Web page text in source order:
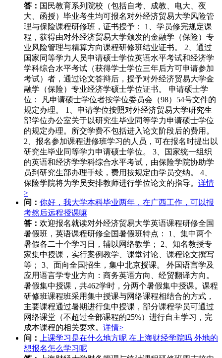
答： 国民教育系列院校（包括自考、成教、电大、夜
大、函授）毕业考生均可报名对外经济贸易大学风险管
理与保险课程研修班，证书授予： 1、学员修完规定课
程，获得由对外经济贸易大学颁发的金融学（保险）专
业风险管理与精算方向课程研修班结业证书。 2、通过
国家同等学力人员申请硕士学位英语水平考试和经济学
学科综合水平考试（获得学士学位三年后方可申请参加
考试）者，通过论文答辩后，授予对外经济贸易大学金
融学（保险）专业经济学硕士学位证书。 申请硕士学
位： 凡申请硕士学位者按学位委员会（98）54号文件的
规定办理。 1、申请学位按照对外经济贸易大学研究生
部学位办公室关于以研究生毕业同等学力申请硕士学位
的规定办理。所交学费不包括进入论文阶段后的费用。
2、报名参加课程进修班学习的人员，可在报名时提出以
研究生毕业同等学力申请硕士学位。 3、国家统一组织
的英语和经济学学科综合水平考试，由保险学院协助学
员到研究生部办理手续，费用按规定由学员交纳。 4、
保险学院将为学员安排教师进行学位论文的指导。 详情
>
问： 你好，我大学本科毕业两年，在广西工作，可以报
考然后远程授课嘛
答： 欢迎报名就读对外经济贸易大学英语课程研修全国
暑假班，英语课程研修全国暑假班特点： 1、集中两个
暑假各二十个学习日，辅以网络教学； 2、知名教授专
家集中授课，实行案例教学、课堂讨论、课程论文撰写
等； 3、面向全国招生，集中北京授课。 外国语言学及
应用语言学专业方向：商务英语方向、经贸翻译方向。
暑假集中授课，共462学时，分两个暑假集中授课。课程
研修班课程班采用集中授课与网络课程相结合的方式，
主要课程通过暑期进行集中授课，部分课程学员可通过
网络课堂（不超过全部课程的25%）进行自主学习，完
成本课程的相关要求。 详情>
问：
上课学习是在什么地方呢 在上海财经学院吗 外地的
想报名怎么学习呢